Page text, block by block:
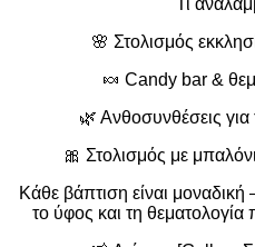
Τι
🌸 Στολισμός
🍬 Candy bar &
🌿 Ανθοσυνθέσεις για
🎀 Στολισμός με
Κάθε βάπτιση είναι
το ύφος και τη θεματολογία